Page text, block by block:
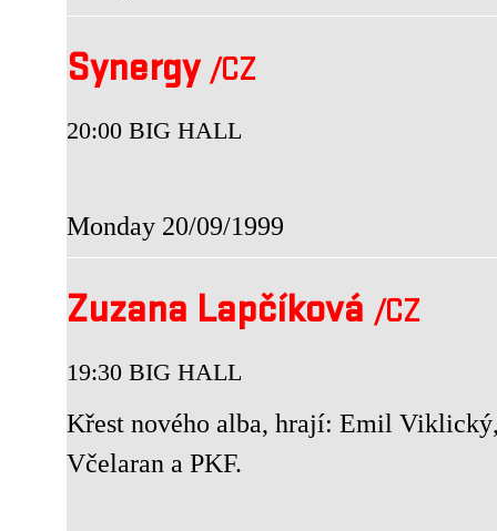
Synergy /CZ
20:00 BIG HALL
Monday 20/09/1999
Zuzana Lapčíková /CZ
19:30 BIG HALL
Křest nového alba, hrají: Emil
Včelaran a PKF.